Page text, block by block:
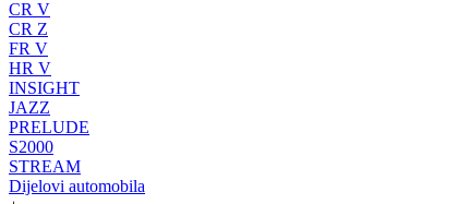
CR V
CR Z
FR V
HR V
INSIGHT
JAZZ
PRELUDE
S2000
STREAM
Dijelovi automobila